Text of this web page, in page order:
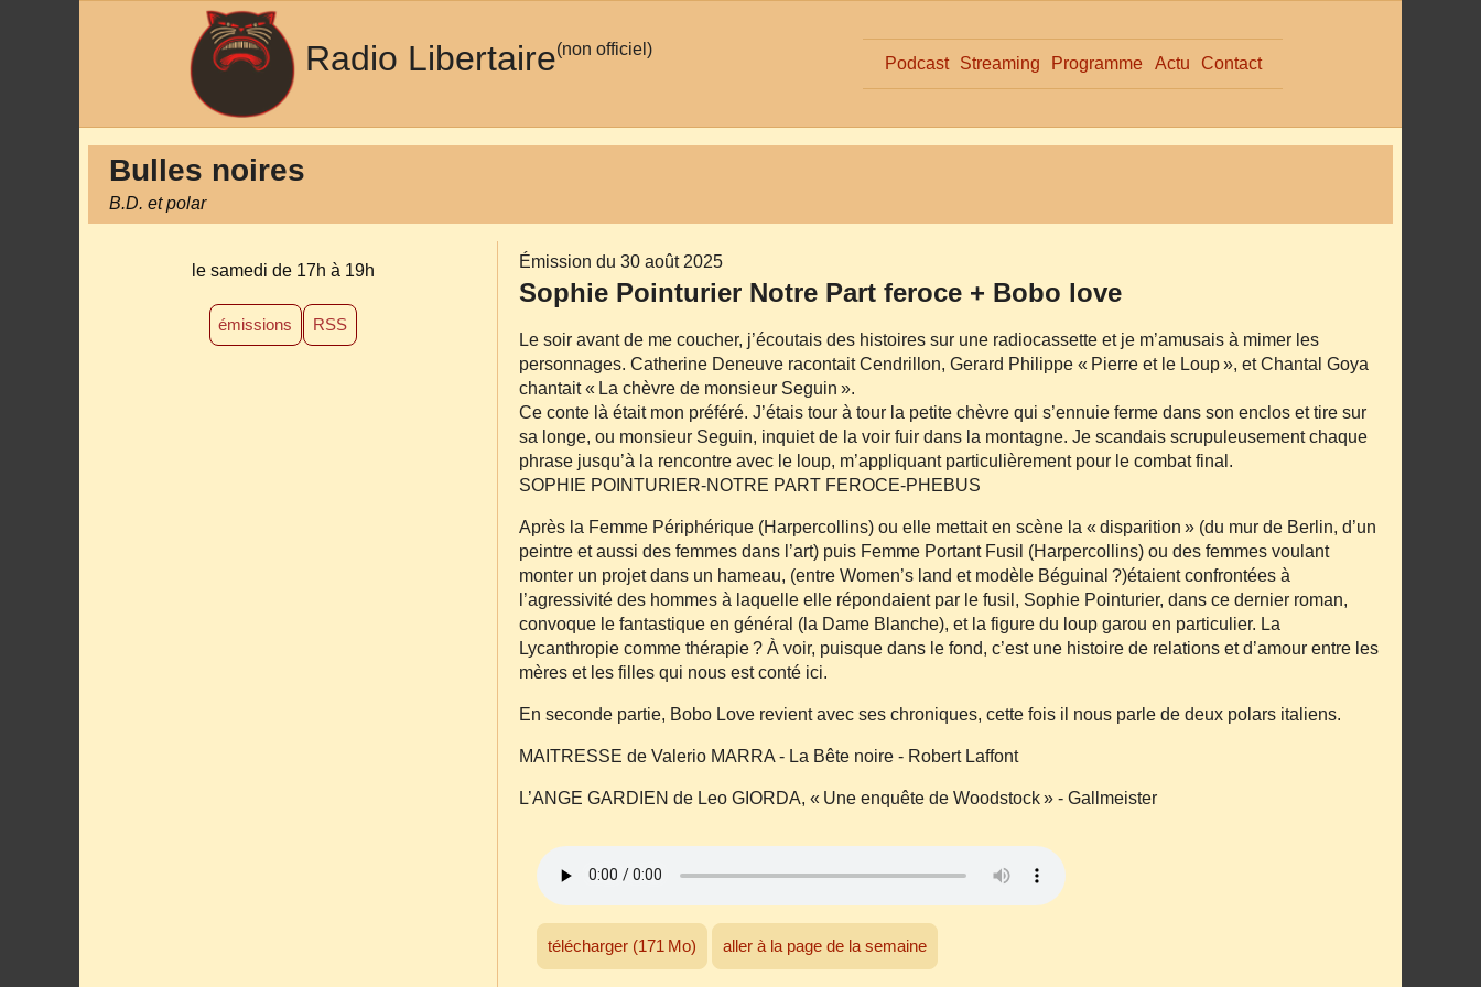
Radio Libertaire(non officiel)
Podcast Streaming Programme Actu Contact
Bulles noires
B.D. et polar
le samedi de 17h à 19h
émissions RSS
Émission du 30 août 2025
Sophie Pointurier Notre Part feroce + Bobo love
Le soir avant de me coucher, j’écoutais des histoires sur une radiocassette et je m’amusais à mimer les
personnages. Catherine Deneuve racontait Cendrillon, Gerard Philippe « Pierre et le Loup », et Chantal Goya
chantait « La chèvre de monsieur Seguin ».
Ce conte là était mon préféré. J’étais tour à tour la petite chèvre qui s’ennuie ferme dans son enclos et tire sur
sa longe, ou monsieur Seguin, inquiet de la voir fuir dans la montagne. Je scandais scrupuleusement chaque
phrase jusqu’à la rencontre avec le loup, m’appliquant particulièrement pour le combat final.
SOPHIE POINTURIER‐NOTRE PART FEROCE‐PHEBUS
Après la Femme Périphérique (Harpercollins) ou elle mettait en scène la « disparition » (du mur de Berlin, d’un
peintre et aussi des femmes dans l’art) puis Femme Portant Fusil (Harpercollins) ou des femmes voulant
monter un projet dans un hameau, (entre Women’s land et modèle Béguinal ?)étaient confrontées à
l’agressivité des hommes à laquelle elle répondaient par le fusil, Sophie Pointurier, dans ce dernier roman,
convoque le fantastique en général (la Dame Blanche), et la figure du loup garou en particulier. La
Lycanthropie comme thérapie ? À voir, puisque dans le fond, c’est une histoire de relations et d’amour entre les
mères et les filles qui nous est conté ici.
En seconde partie, Bobo Love revient avec ses chroniques, cette fois il nous parle de deux polars italiens.
MAITRESSE de Valerio MARRA - La Bête noire - Robert Laffont
L’ANGE GARDIEN de Leo GIORDA, « Une enquête de Woodstock » - Gallmeister
télécharger (171 Mo) aller à la page de la semaine